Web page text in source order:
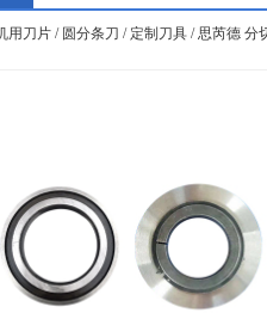
用刀片 / 圆分条刀 / 定制刀具 / 思芮德 分